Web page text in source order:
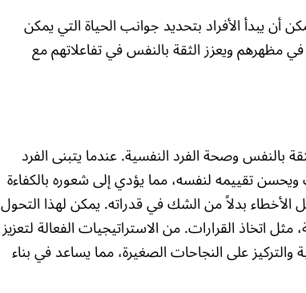
أن يبدأ الأفراد بتحديد جوانب الحياة التي يمكن
مظهرهم ويعزز الثقة بالنفس في تفاعلاتهم مع
بالنفس وصحة الفرد النفسية. عندما يتبنى الفرد
ويحسن تقييمه لنفسه، مما يؤدي إلى شعوره بالكفاءة
الأخطاء بدلاً من الشك في قدراته. يمكن لهذا التحول
اتخاذ القرارات. من الاستراتيجيات الفعالة لتعزيز
والتركيز على النجاحات الصغيرة، مما يساعد في بناء